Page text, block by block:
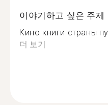
이야기하고 싶은 주제
Кино книги страны
더 보기